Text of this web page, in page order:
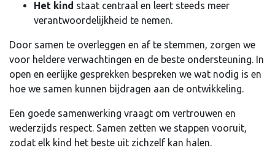
Het kind staat centraal en leert steeds meer
verantwoordelijkheid te nemen.
Door samen te overleggen en af te stemmen, zorgen we
voor heldere verwachtingen en de beste ondersteuning. In
open en eerlijke gesprekken bespreken we wat nodig is en
hoe we samen kunnen bijdragen aan de ontwikkeling.
Een goede samenwerking vraagt om vertrouwen en
wederzijds respect. Samen zetten we stappen vooruit,
zodat elk kind het beste uit zichzelf kan halen.